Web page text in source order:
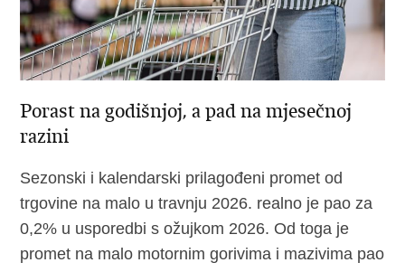
Porast na godišnjoj, a pad na mjesečnoj
razini
Sezonski i kalendarski prilagođeni promet od
trgovine na malo u travnju 2026. realno je pao za
0,2% u usporedbi s ožujkom 2026. Od toga je
promet na malo motornim gorivima i mazivima pao